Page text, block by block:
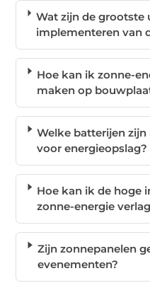
Wat zijn de grootste
implementeren van
Hoe kan ik zonne-
maken op
Welke batterijen
voor energieopslag?
Hoe kan ik de hoge
zonne-energie
Zijn zonnepanelen
evenementen?